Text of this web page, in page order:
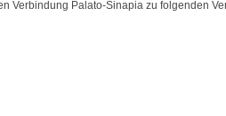
Verbindung Palato-Sinapia zu folgenden